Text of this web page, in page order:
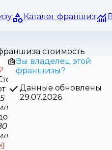
Каталог франшиз
стоимость
Вы владелец этой
франшизы?
Данные обновлены
29.07.2026